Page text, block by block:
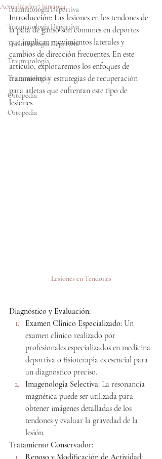
Traumatología Deportiva
Traumatología Deportiva
Traumatología Deportiva
Traumatología
Traumatología
Ortopedia
Ortopedia
Actualizado:7 jun 2024
Introducción: Las lesiones en los tendones de
la pata de ganso son comunes en deportes
que implican movimientos laterales y
cambios de dirección frecuentes. En este
artículo, exploraremos los enfoques de
tratamiento y estrategias de recuperación
para atletas que enfrentan este tipo de
lesiones.
Lesiones en Tendones
Diagnóstico y Evaluación:
Examen Clínico Especializado: Un
examen clínico realizado por
profesionales especializados en medicina
deportiva o fisioterapia es esencial para
un diagnóstico preciso.
Imagenología Selectiva: La resonancia
magnética puede ser utilizada para
obtener imágenes detalladas de los
tendones y evaluar la gravedad de la
lesión.
Tratamiento Conservador:
Reposo y Modificación de Actividad: